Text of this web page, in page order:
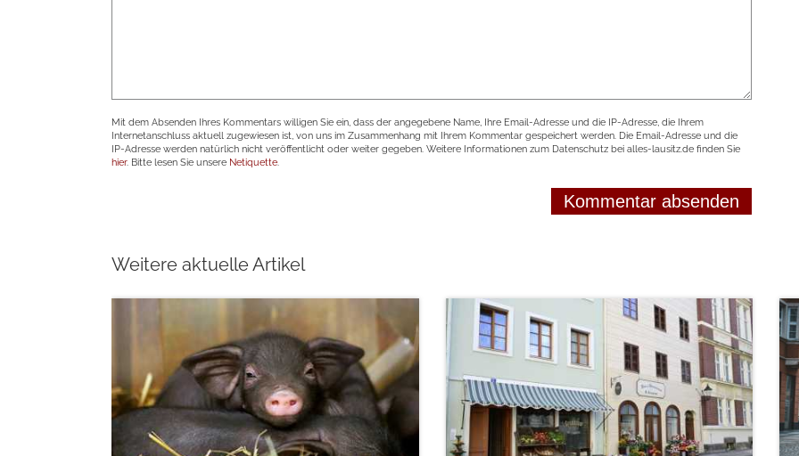
Mit dem Absenden Ihres Kommentars willigen Sie ein, dass der angegebene Name, Ihre Email-Adresse und die IP-Adresse, die Ihrem
Internetanschluss aktuell zugewiesen ist, von uns im Zusammenhang mit Ihrem Kommentar gespeichert werden. Die Email-Adresse und die
IP-Adresse werden natürlich nicht veröffentlicht oder weiter gegeben. Weitere Informationen zum Datenschutz bei alles-lausitz.de finden Sie
hier. Bitte lesen Sie unsere Netiquette.
Weitere aktuelle Artikel
weiterlesen weiterlesen